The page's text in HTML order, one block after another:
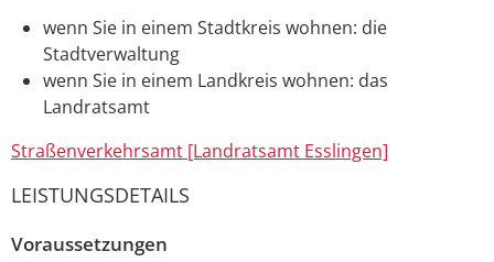
wenn Sie in einem Stadtkreis wohnen: die
Stadtverwaltung
wenn Sie in einem Landkreis wohnen: das
Landratsamt
Straßenverkehrsamt [Landratsamt Esslingen]
LEISTUNGSDETAILS
Voraussetzungen